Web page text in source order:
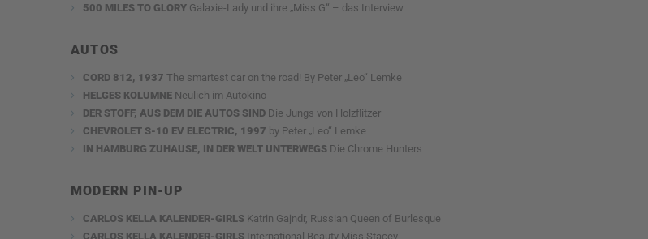
500 MILES TO GLORY Galaxie-Lady und ihre „Miss G“ – das Interview
AUTOS
CORD 812, 1937 The smartest car on the road! By Peter „Leo“ Lemke
HELGES KOLUMNE Neulich im Autokino
DER STOFF, AUS DEM DIE AUTOS SIND Die Jungs von Holzflitzer
CHEVROLET S-10 EV ELECTRIC, 1997 by Peter „Leo“ Lemke
IN HAMBURG ZUHAUSE, IN DER WELT UNTERWEGS Die Chrome Hunters
MODERN PIN-UP
CARLOS KELLA KALENDER-GIRLS Katrin Gajndr, Russian Queen of Burlesque
CARLOS KELLA KALENDER-GIRLS International Beauty Miss Stacey